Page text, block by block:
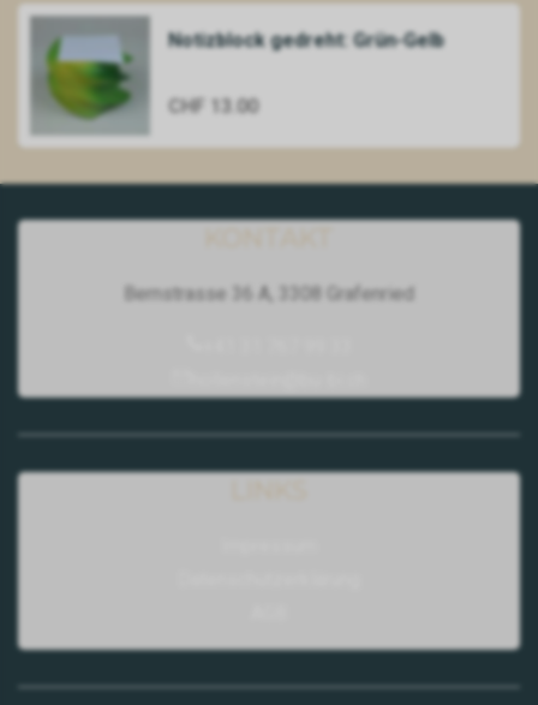
Notizblock gedreht: Grün-Gelb
CHF 13.00
Bernstrasse 36 A, 3308 Grafenried